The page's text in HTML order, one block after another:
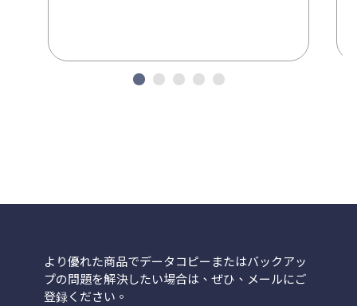
より優れた商品でデータコピーまたはバックアッ
プの問題を解決したい場合は、ぜひ、メールにご
登録ください。